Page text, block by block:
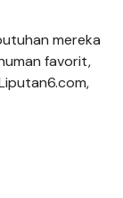
mereka
favorit,